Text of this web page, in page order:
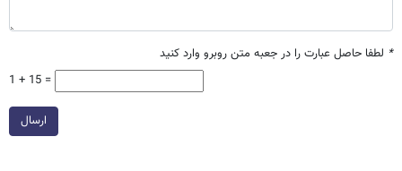
* لطفا حاصل عبارت را در جعبه متن روبرو وارد کنید
1 + 15 =
ارسال